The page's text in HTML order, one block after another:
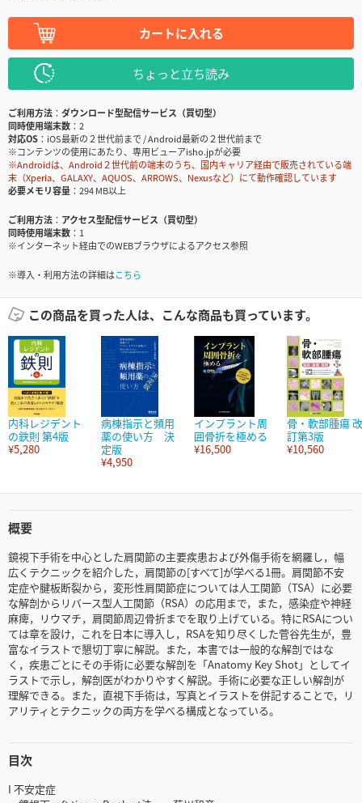
カートに入れる
ちょっと立ち読み
ご利用方法
ダウンロード型配信サービス（買切型）
同時使用端末数
2
対応OS
iOS最新の２世代前まで / Android最新の２世代前まで
※コンテンツの使用にあたり、専用ビューアisho.jpが必要
※Androidは、Android２世代前の端末のうち、国内キャリア経由で販売されている端
末（Xperia、GALAXY、AQUOS、ARROWS、Nexusなど）にて動作確認しています
必要メモリ容量
294 MB以上
ご利用方法
アクセス型配信サービス（買切型）
同時使用端末数
1
※インターネット経由でのWEBブラウザによるアクセス参照
※導入・利用方法の詳細はこちら
この商品を買った人は、こんな商品も買っています。
内科レジデント
の鉄則 第4版
¥5,280
病棟指示と頻用
薬の使い方 決
定版
¥4,950
インプラント周
囲骨折を極める
¥16,500
骨・軟部腫瘍 改
訂第3版
¥10,560
概要
鏡視下手術を中心とした肩関節の主要疾患および外傷手術を網羅し，幅
広くテクニックを紹介した，肩関節の[すべて]が学べる1冊。肩関節不安
定症や腱板断裂から，変形性肩関節症については人工関節（TSA）に必要
な解剖からリバース型人工関節（RSA）の応用まで，また，感染症や神経
麻痺，リウマチ，肩関節周辺骨折までを取り上げている。特にRSAについ
ては章を設け，これを日本に導入し，RSAを知り尽くした菅谷先生が，豊
富なイラストで懇切丁寧に解説。また，本書では一般的な解剖ではな
く，疾患ごとにその手術に必要な解剖を「Anatomy Key Shot」としてイ
ラストで示し，解剖医がわかりやすく解説。手術に必要な正しい解剖が
理解できる。また，直視下手術は，写真とイラストを併記することで，リ
アリティとテクニックの両方を学べる構成となっている。
目次
I 不安定症